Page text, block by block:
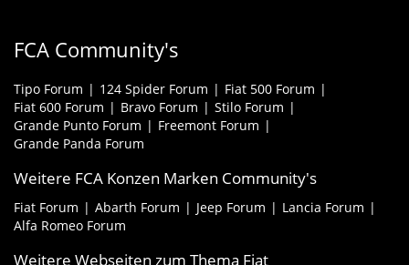
FCA Community's
Tipo Forum 124 Spider Forum
Fiat 500 Forum
Fiat 600 Forum
Bravo Forum
Stilo Forum
Grande Punto Forum
Freemont Forum
Grande Panda Forum
Weitere FCA Konzen Marken Community's
Fiat Forum Abarth Forum Jeep Forum
Lancia Forum
Alfa Romeo Forum
Weitere Webseiten zum Thema Fiat